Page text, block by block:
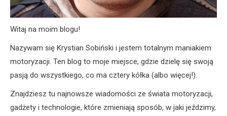
Witaj na moim blogu!
Nazywam się Krystian Sobiński i jestem totalnym maniakiem
motoryzacji. Ten blog to moje miejsce, gdzie dzielę się swoją
pasją do wszystkiego, co ma cztery kółka (albo więcej!).
Znajdziesz tu najnowsze wiadomości ze świata motoryzacji,
gadżety i technologie, które zmieniają sposób, w jaki jeździmy,